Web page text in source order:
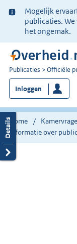
Ter
informatie:
Mogelijk
publicaties.
het ongemak.
U
bent
nu
hier:
Publicaties Officiële
Inloggen
Home
Informatie over